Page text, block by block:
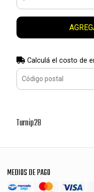
Calculá el costo de
Turnip28
MEDIOS DE PAGO